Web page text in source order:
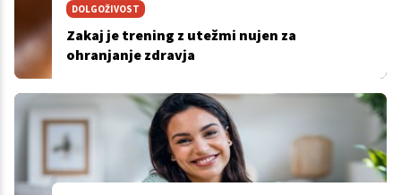
DOLGOŽIVOST
Zakaj je trening z utežmi nujen za
ohranjanje zdravja